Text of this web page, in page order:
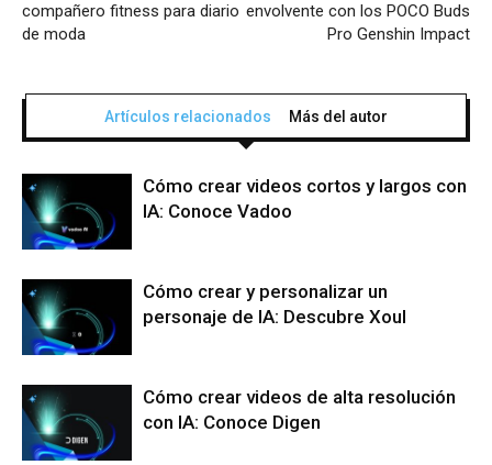
compañero fitness para diario
de moda
envolvente con los POCO Buds
Pro Genshin Impact
Artículos relacionados Más del autor
Cómo crear videos cortos y largos con
IA: Conoce Vadoo
Cómo crear y personalizar un
personaje de IA: Descubre Xoul
Cómo crear videos de alta resolución
con IA: Conoce Digen